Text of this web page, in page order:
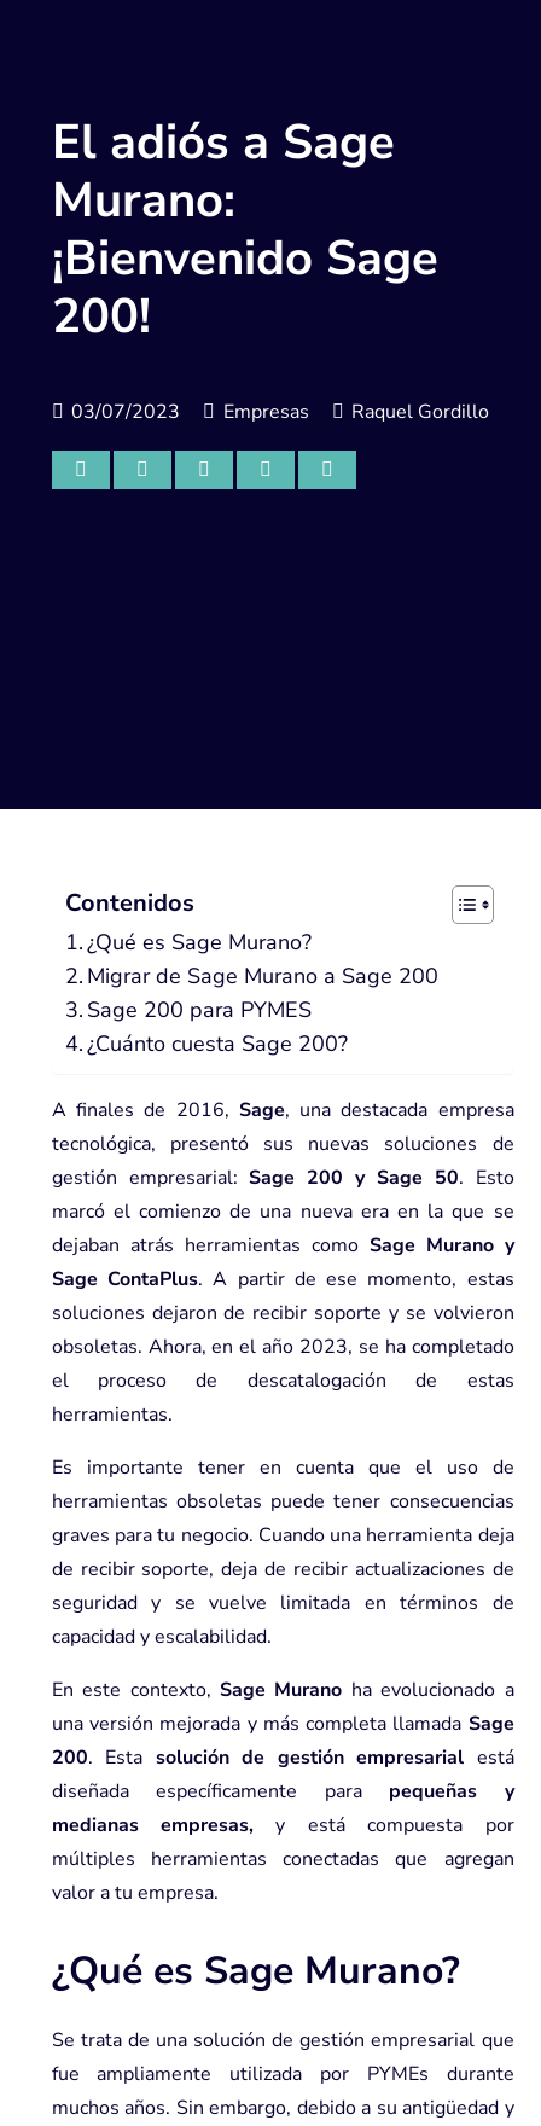
El adiós a Sage
Murano:
¡Bienvenido Sage
200!
03/07/2023 Empresas Raquel Gordillo
Contenidos
¿Qué es Sage Murano?
Migrar de Sage Murano a Sage 200
Sage 200 para PYMES
¿Cuánto cuesta Sage 200?
A finales de 2016, Sage, una destacada empresa
tecnológica, presentó sus nuevas soluciones de
gestión empresarial:Sage 200 y Sage 50. Esto
marcó el comienzo de una nueva era en la que se
dejaban atrás herramientas como Sage Murano y
Sage ContaPlus. A partir de ese momento, estas
soluciones dejaron de recibir soporte y se volvieron
obsoletas. Ahora, en el año 2023, se ha completado
el proceso de descatalogación de estas
herramientas.
Es importante tener en cuenta que el uso de
herramientas obsoletas puede tener consecuencias
graves para tu negocio. Cuando una herramienta deja
de recibir soporte, deja de recibir actualizaciones de
seguridad y se vuelve limitada en términos de
capacidad y escalabilidad.
En este contexto, Sage Murano ha evolucionado a
una versión mejorada y más completa llamada Sage
200. Esta solución de gestión empresarial está
diseñada específicamente para pequeñas y
medianas empresas, y está compuesta por
múltiples herramientas conectadas que agregan
valor a tu empresa.
¿Qué es Sage Murano?
Se trata de una solución de gestión empresarial que
fue ampliamente utilizada por PYMEs durante
muchos años. Sin embargo, debido a su antigüedad y